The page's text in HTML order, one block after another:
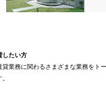
したい方
貸業務に関わるさまざまな業務をト
。